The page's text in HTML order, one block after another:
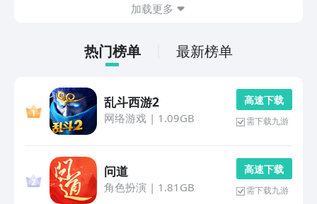
加载更多
热门榜单 最新榜单
乱斗西游2
网络游戏| 1.09GB
高 速 下 载
需下载九游
问道
角色扮演 | 1.81GB
高 速 下 载
需下载九游